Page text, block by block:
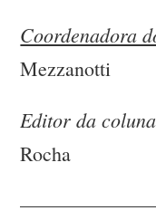
Coordenadora
Mezzanotti
Editor da
Rocha